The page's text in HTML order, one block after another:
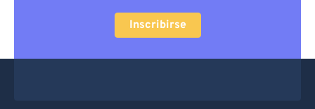
Inscribirse